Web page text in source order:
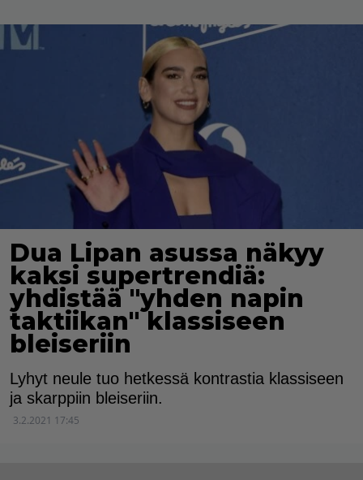
Dua Lipan asussa näkyy
kaksi supertrendiä:
yhdistää "yhden napin
taktiikan" klassiseen
bleiseriin
Lyhyt neule tuo hetkessä kontrastia klassiseen
ja skarppiin bleiseriin.
3.2.2021 17:45